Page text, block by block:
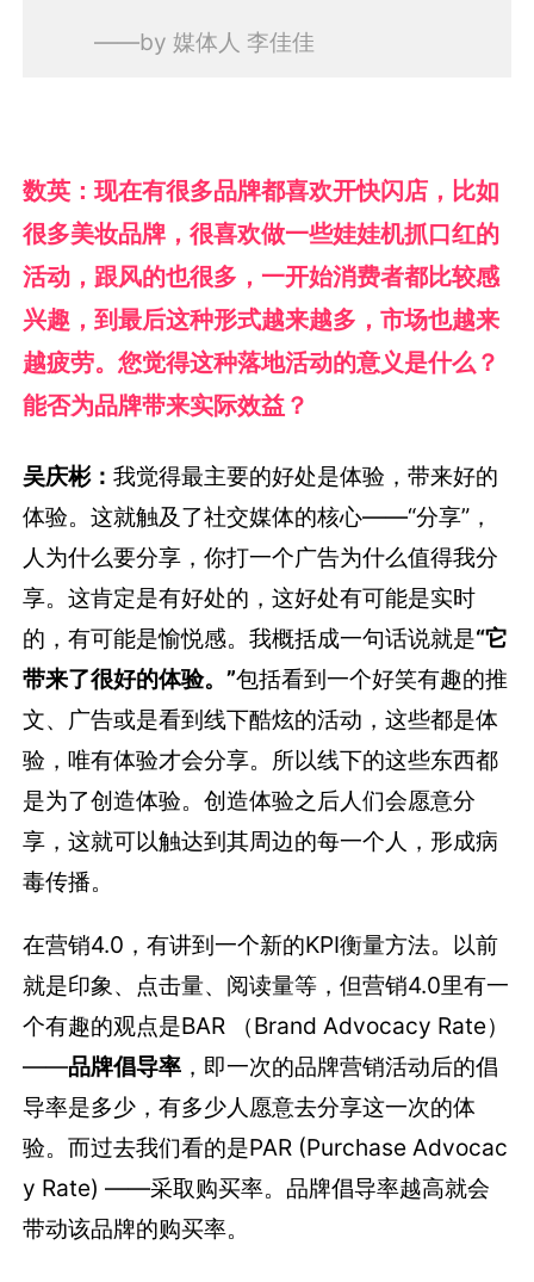
——by 媒体人 李佳佳
数英：现在有很多品牌都喜欢开快闪店，比如
很多美妆品牌，很喜欢做一些娃娃机抓口红的
活动，跟风的也很多，一开始消费者都比较感
兴趣，到最后这种形式越来越多，市场也越来
越疲劳。您觉得这种落地活动的意义是什么？
能否为品牌带来实际效益？
吴庆彬：我觉得最主要的好处是体验，带来好的
体验。这就触及了社交媒体的核心——“分享”，
人为什么要分享，你打一个广告为什么值得我分
享。这肯定是有好处的，这好处有可能是实时
的，有可能是愉悦感。我概括成一句话说就是“它
带来了很好的体验。”包括看到一个好笑有趣的推
文、广告或是看到线下酷炫的活动，这些都是体
验，唯有体验才会分享。所以线下的这些东西都
是为了创造体验。创造体验之后人们会愿意分
享，这就可以触达到其周边的每一个人，形成病
毒传播。
在营销4.0，有讲到一个新的KPI衡量方法。以前
就是印象、点击量、阅读量等，但营销4.0里有一
个有趣的观点是BAR （Brand Advocacy Rate）
——品牌倡导率 ，即一次的品牌营销活动后的倡
导率是多少，有多少人愿意去分享这一次的体
验。而过去我们看的是PAR (Purchase Advocac
y Rate) ——采取购买率。品牌倡导率越高就会
带动该品牌的购买率。